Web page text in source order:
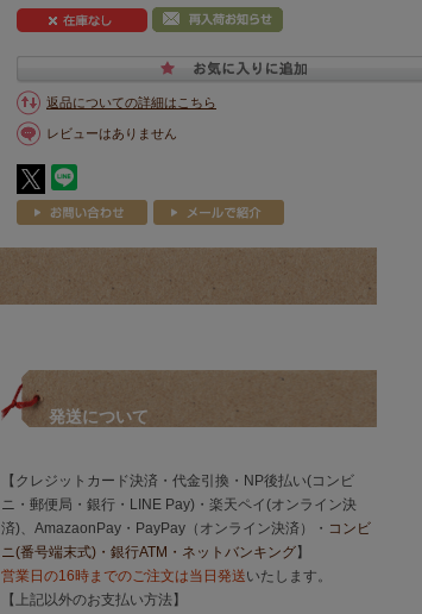
返品についての詳細はこちら
レビューはありません
発送について
【クレジットカード決済・代金引換・NP後払い(コンビ
ニ・郵便局・銀行・LINE Pay)・楽天ペイ(オンライン決
済)、AmazaonPay・PayPay（オンライン決済）・ コンビ
ニ(番号端末式)・銀行ATM・ネットバンキング】
営業日の16時までのご注文は当日発送いたします。
【上記以外のお支払い方法】